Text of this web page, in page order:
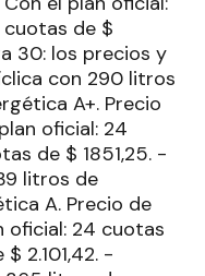
de $
30: los precios y
con 290 litros
A+. Precio
oficial: 24
de $ 1851,25. -
litros de
A. Precio de
oficial: 24 cuotas
2.101,42. -